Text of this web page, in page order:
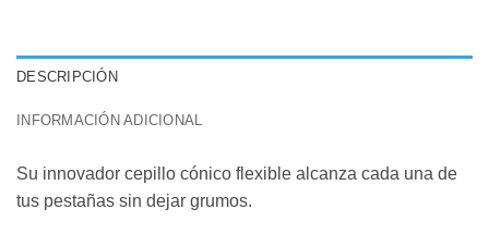
DESCRIPCIÓN
INFORMACIÓN ADICIONAL
Su innovador cepillo cónico flexible alcanza cada una de
tus pestañas sin dejar grumos.